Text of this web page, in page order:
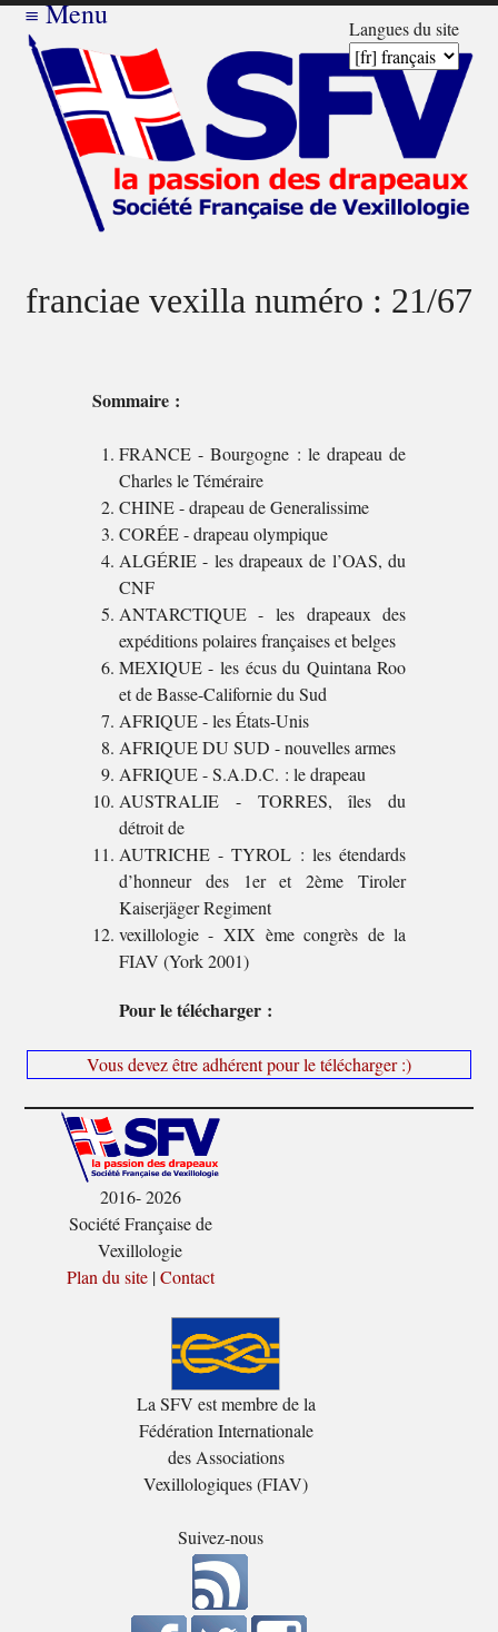
Langues du site
≡Menu
franciae vexilla numéro : 21/67
Sommaire :
FRANCE - Bourgogne : le drapeau de
Charles le Téméraire
CHINE - drapeau de Generalissime
CORÉE - drapeau olympique
ALGÉRIE - les drapeaux de l’OAS, du
CNF
ANTARCTIQUE - les drapeaux des
expéditions polaires françaises et belges
MEXIQUE - les écus du Quintana Roo
et de Basse-Californie du Sud
AFRIQUE - les États-Unis
AFRIQUE DU SUD - nouvelles armes
AFRIQUE - S.A.D.C. : le drapeau
AUSTRALIE - TORRES, îles du
détroit de
AUTRICHE - TYROL : les étendards
d’honneur des 1er et 2ème Tiroler
Kaiserjäger Regiment
vexillologie - XIX ème congrès de la
FIAV (York 2001)
Pour le télécharger :
Vous devez être adhérent pour le télécharger :)
2016- 2026
Société Française de
Vexillologie
Plan du site|Contact
La SFV est membre de la
Fédération Internationale
des Associations
Vexillologiques (FIAV)
Suivez-nous